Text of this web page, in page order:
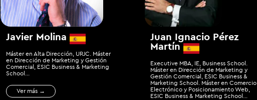
Javier Molina
Máster en Alta Dirección, URJC. Máster
en Dirección de Marketing y Gestión
Comercial, ESIC Business & Marketing
School...
Ver más →
Juan Ignacio Pérez
Martín
Executive MBA, IE, Business School.
Máster en Dirección de Marketing y
Gestión Comercial, ESIC Business &
Marketing School. Máster en Comercio
Electrónico y Posicionamiento Web,
ESIC Business & Marketing School...